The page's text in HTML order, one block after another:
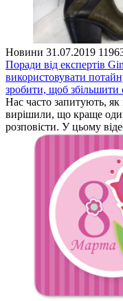
Новини 31.07.2019
Поради від експертів
використовувати
зробити, щоб збільшити
Нас часто запитують,
вирішили, що краще
розповісти. У цьому